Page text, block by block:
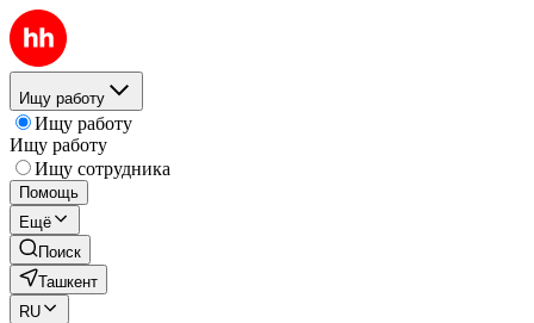
Ищу работу
Ищу работу
Ищу работу
Ищу сотрудника
Помощь
Ещё
Поиск
Ташкент
RU